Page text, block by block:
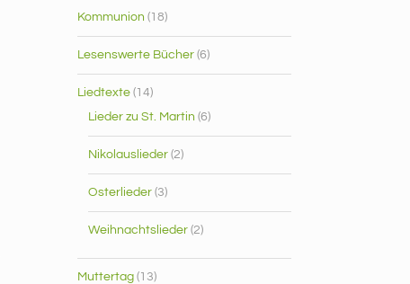
Kommunion (18)
Lesenswerte Bücher (6)
Liedtexte (14)
Lieder zu St. Martin (6)
Nikolauslieder (2)
Osterlieder (3)
Weihnachtslieder (2)
Muttertag (13)